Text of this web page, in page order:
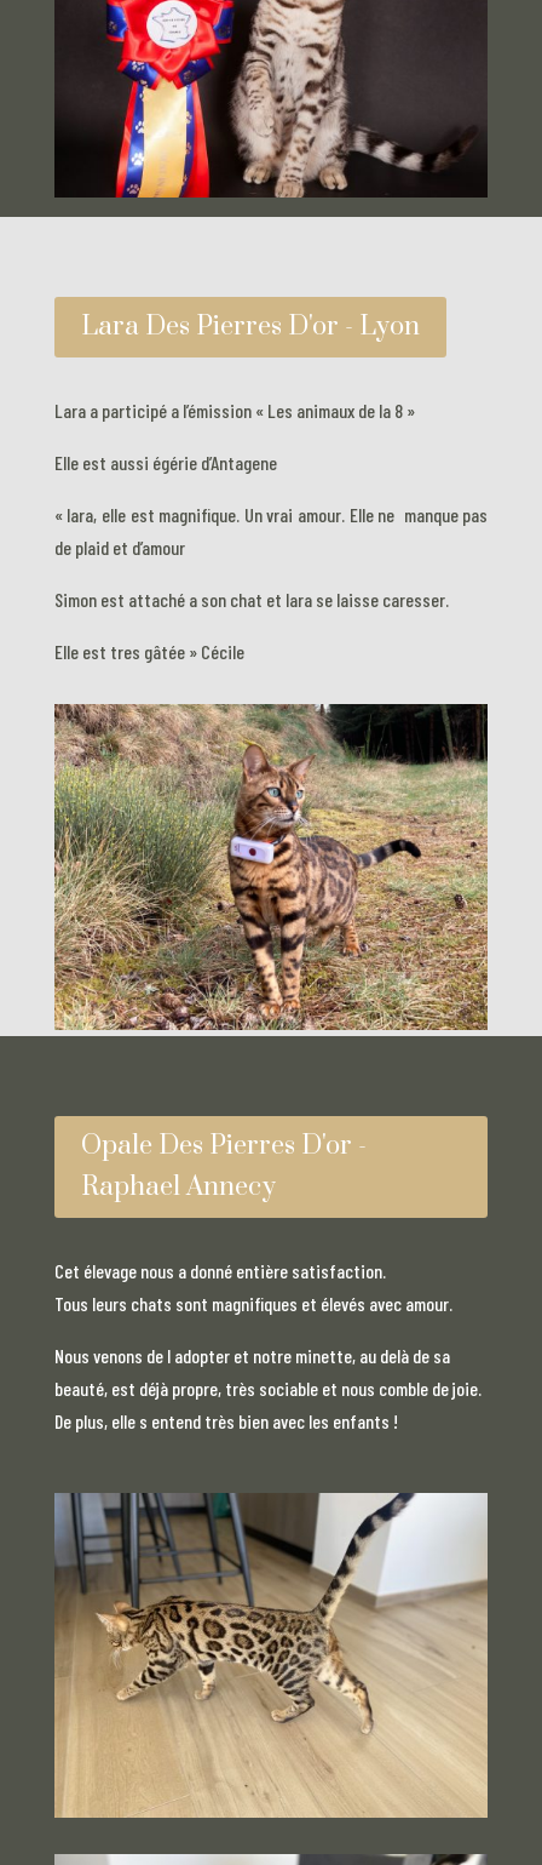
Lara Des Pierres D'or - Lyon
Lara a participé a l’émission « Les animaux de la 8 »
Elle est aussi égérie d’Antagene
« lara, elle est magnifique. Un vrai amour. Elle ne manque pas
de plaid et d’amour
Simon est attaché a son chat et lara se laisse caresser.
Elle est tres gâtée » Cécile
Opale Des Pierres D'or -
Raphael Annecy
Cet élevage nous a donné entière satisfaction.
Tous leurs chats sont magnifiques et élevés avec amour.
Nous venons de l adopter et notre minette, au delà de sa
beauté, est déjà propre, très sociable et nous comble de joie.
De plus, elle s entend très bien avec les enfants !